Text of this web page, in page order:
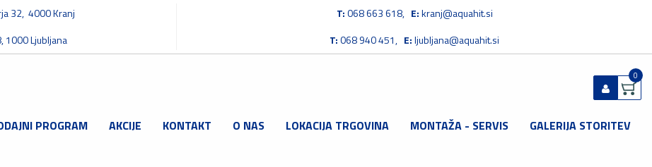
32, 4000 Kranj
1000 Ljubljana
T:068 663 618, E:kranj@aquahit.si
T:068 940 451, E:ljubljana@aquahit.si
0
PROGRAM AKCIJE KONTAKT O NAS LOKACIJA TRGOVINA MONTAŽA - SERVIS GALERIJA STORITEV